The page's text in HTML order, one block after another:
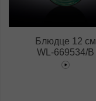
Блюдце 12 см
WL‑669534/B